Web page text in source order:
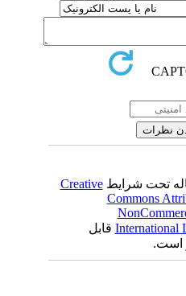
تحت شرایطCreative
Commons
قابل